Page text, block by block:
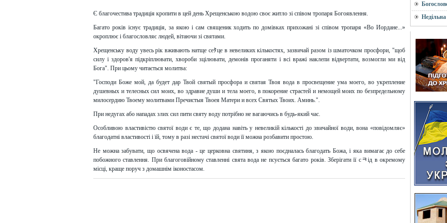
Є благочестива традиція кропити в цей день Хрещенською водою своє житло зі співом тропаря Богоявлення.
Багато років існує традиція, за якою і сам священик ходить по домівках прихожані зі співом тропаря «Во Иордане...»
окроплює і благословляє людей, вітаючи зі святами.
Хрещенську воду увесь рік вживають натще сеﾀце в невеликих кількостях, зазвичай разом із шматочком просфори, "щоб
силу і здоров'я підкріплювати, хвороби зцілювати, демонів проганяти і всі вражі наклепи відвертати, возмогли ми від
Бога". При цьому читається молитва:
"Господи Боже мой, да будет дар Твой святый просфора и святая Твоя вода в просвещение ума моего, во укрепление
душевных и телесных сил моих, во здравие души и тела моего, в покорение страстей и немощей моих по безпредельному
милосердию Твоему молитвами Пречистыя Твоея Матери и всех Святых Твоих. Аминь.".
При недугах або нападах злих сил пити святу воду потрібно не вага­ю­чись в будь-який час.
Особливою властивістю святої води є те, що додана навіть у невеликій кількості до звичайної води, вона «повідомляє»
благодатні властивості і їй, тому в разі нестачі святої води її можна розбавити простою.
Не можна забувати, що освячена вода - це церковна святиня, з якою поєдналась благодать Божа, і яка вимагає до себе
побожного ставлення. При благоговійному ставленні свята вода не псується багато років. Зберігати її сﾻід в окремому
місці, краще поруч з домашнім іконостасом.